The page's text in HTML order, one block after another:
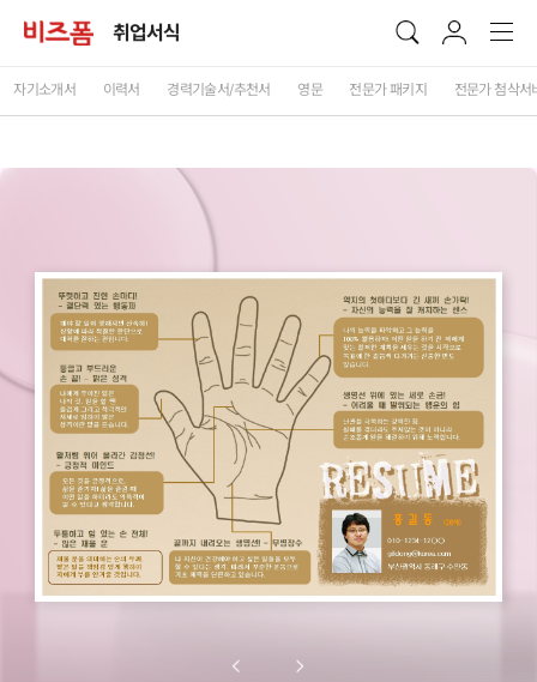
취업서식
자기소개서 이력서 경력기술서/추천서 영문 전문가 패키지 전문가 첨삭서